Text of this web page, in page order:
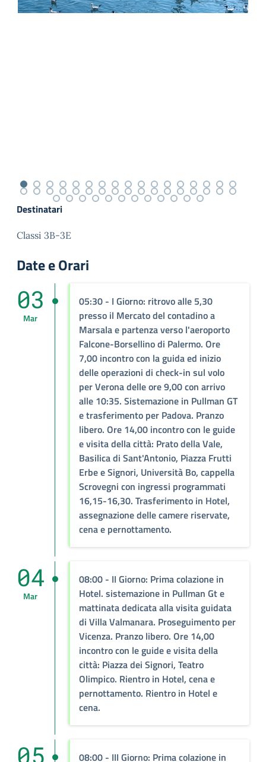
Destinatari
Classi 3B-3E
Date e Orari
03
Mar
05:30 - I Giorno: ritrovo alle 5,30
presso il Mercato del contadino a
Marsala e partenza verso l'aeroporto
Falcone-Borsellino di Palermo. Ore
7,00 incontro con la guida ed inizio
delle operazioni di check-in sul volo
per Verona delle ore 9,00 con arrivo
alle 10:35. Sistemazione in Pullman GT
e trasferimento per Padova. Pranzo
libero. Ore 14,00 incontro con le guide
e visita della città: Prato della Vale,
Basilica di Sant'Antonio, Piazza Frutti
Erbe e Signori, Università Bo, cappella
Scrovegni con ingressi programmati
16,15-16,30. Trasferimento in Hotel,
assegnazione delle camere riservate,
cena e pernottamento.
04
Mar
08:00 - II Giorno: Prima colazione in
Hotel. sistemazione in Pullman Gt e
mattinata dedicata alla visita guidata
di Villa Valmanara. Proseguimento per
Vicenza. Pranzo libero. Ore 14,00
incontro con le guide e visita della
città: Piazza dei Signori, Teatro
Olimpico. Rientro in Hotel, cena e
pernottamento. Rientro in Hotel e
cena.
05 08:00 - III Giorno: Prima colazione in